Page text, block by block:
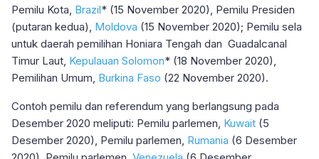
Pemilu Kota, Brazil* (15 November 2020), Pemilu Presiden
(putaran kedua), Moldova (15 November 2020); Pemilu sela
untuk daerah pemilihan Honiara Tengah dan Guadalcanal
Timur Laut, Kepulauan Solomon* (18 November 2020),
Pemilihan Umum, Burkina Faso (22 November 2020).
Contoh pemilu dan referendum yang berlangsung pada
Desember 2020 meliputi: Pemilu parlemen, Kuwait (5
Desember 2020), Pemilu parlemen, Rumania (6 Desember